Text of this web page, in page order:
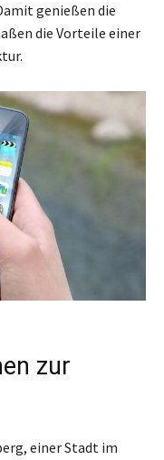
genießen die
die Vorteile einer
zur
einer Stadt im